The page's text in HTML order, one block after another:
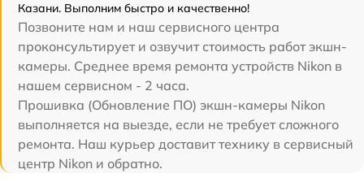
Казани. Выполним быстро и качественно!
Позвоните нам и наш сервисного центра
проконсультирует и озвучит стоимость работ экшн-
камеры. Среднее время ремонта устройств Nikon в
нашем сервисном - 2 часа.
Прошивка (Обновление ПО) экшн-камеры Nikon
выполняется на выезде, если не требует сложного
ремонта. Наш курьер доставит технику в сервисный
центр Nikon и обратно.